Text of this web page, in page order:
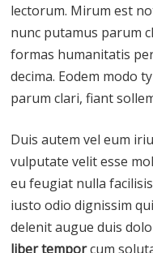
lectorum. Mirum est
nunc putamus parum
formas humanitatis
decima. Eodem modo
parum clari, fiant
Duis autem vel eum
vulputate velit esse
eu feugiat nulla
iusto odio dignissim
delenit augue duis
liber temporcum